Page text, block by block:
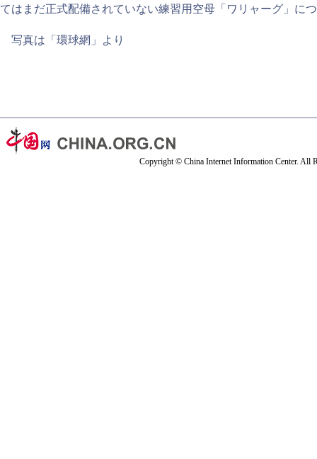
てはまだ正式配備されていない練習用空母「ワリャーグ」に
写真は「環球網」より